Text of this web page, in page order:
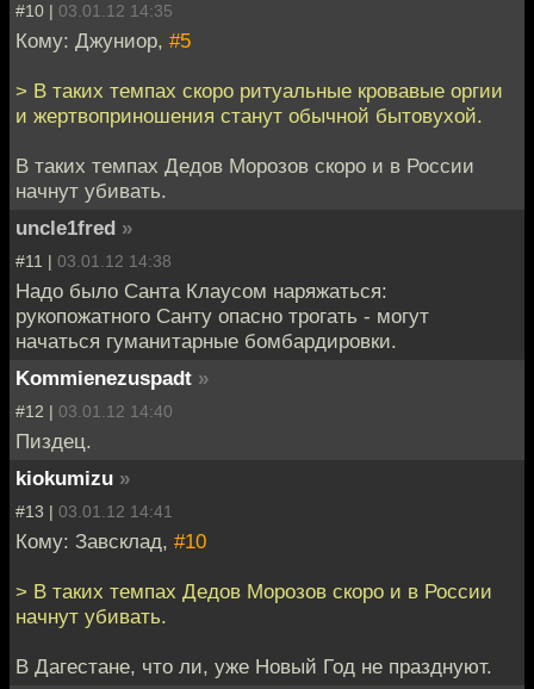
#10 | 03.01.12 14:35
Кому: Джуниор, #5
> В таких темпах скоро ритуальные кровавые оргии
и жертвоприношения станут обычной бытовухой.
В таких темпах Дедов Морозов скоро и в России
начнут убивать.
uncle1fred »
#11 | 03.01.12 14:38
Надо было Санта Клаусом наряжаться:
рукопожатного Санту опасно трогать - могут
начаться гуманитарные бомбардировки.
Kommienezuspadt »
#12 | 03.01.12 14:40
Пиздец.
kiokumizu »
#13 | 03.01.12 14:41
Кому: Завсклад, #10
> В таких темпах Дедов Морозов скоро и в России
начнут убивать.
В Дагестане, что ли, уже Новый Год не празднуют.